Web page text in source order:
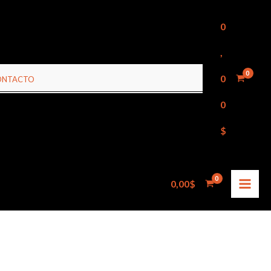
0
,
0
0
$
0,00$